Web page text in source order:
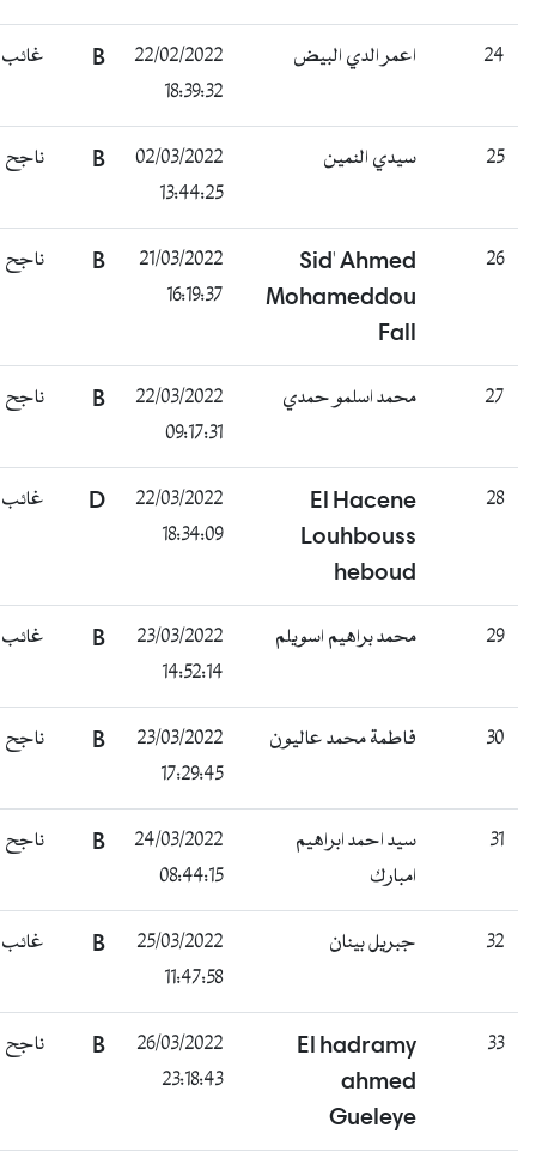
24 اعمر الدي البيض
22/02/2022
18:39:32
غائب
25 سيدي النمين
02/03/2022
13:44:25
ناجح
26
Sid' Ahmed
Mohameddou
Fall
21/03/2022
16:19:37
ناجح
27 محمد اسلمو حمدي
22/03/2022
09:17:31
ناجح
28
El Hacene
Louhbouss
heboud
22/03/2022
18:34:09
D غائب
29 محمد براهيم اسويلم
23/03/2022
14:52:14
غائب
30 فاطمة محمد عاليون
23/03/2022
17:29:45
ناجح
سيد احمد ابراهيم
امبارك
24/03/2022
08:44:15
ناجح
32 جبريل بينان
25/03/2022
11:47:58
غائب
33
El hadramy
ahmed
Gueleye
26/03/2022
23:18:43
ناجح